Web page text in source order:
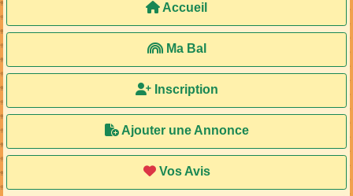
Accueil
Ma Bal
Inscription
Ajouter une Annonce
Vos Avis